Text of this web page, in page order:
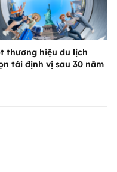
thương hiệu du lịch
tái định vị sau 30 năm